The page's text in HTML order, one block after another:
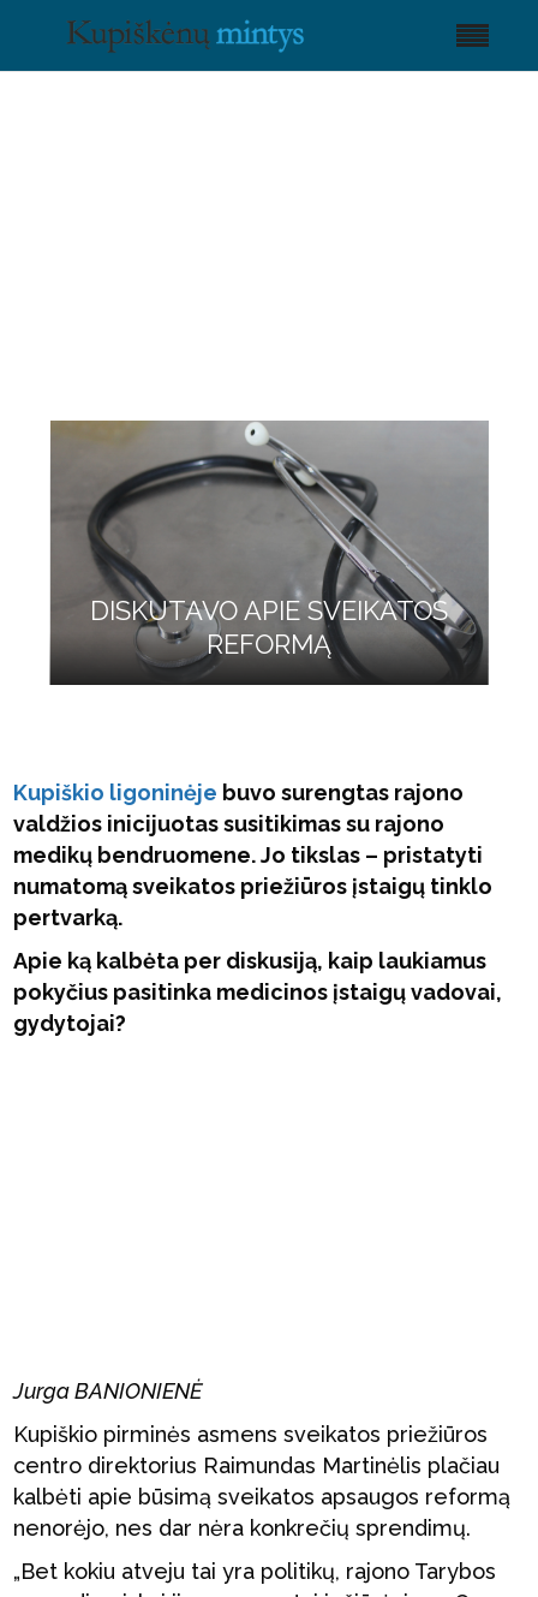
DISKUTAVO APIE SVEIKATOS
REFORMĄ
Kupiškio ligoninėje buvo surengtas rajono
valdžios inicijuotas susitikimas su rajono
medikų bendruomene. Jo tikslas – pristatyti
numatomą sveikatos priežiūros įstaigų tinklo
pertvarką.
Apie ką kalbėta per diskusiją, kaip laukiamus
pokyčius pasitinka medicinos įstaigų vadovai,
gydytojai?
Jurga BANIONIENĖ
Kupiškio pirminės asmens sveikatos priežiūros
centro direktorius Raimundas Martinėlis plačiau
kalbėti apie būsimą sveikatos apsaugos reformą
nenorėjo, nes dar nėra konkrečių sprendimų.
„Bet kokiu atveju tai yra politikų, rajono Tarybos